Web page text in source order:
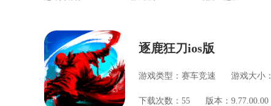
逐鹿狂刀ios版
游戏类型： 赛车竞速 游戏大小：
下载次数： 55 版本： 9.77.00.00